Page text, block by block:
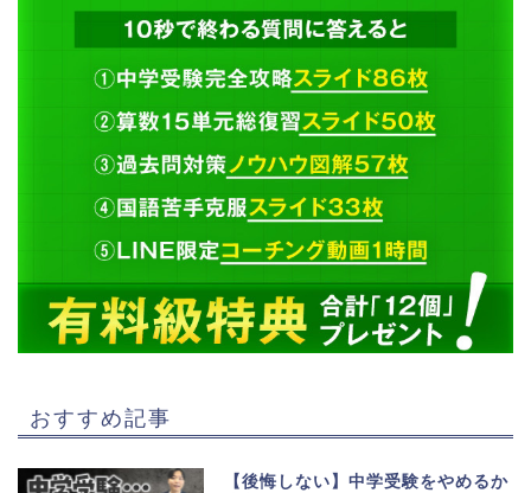
おすすめ記事
【後悔しない】中学受験をやめるか